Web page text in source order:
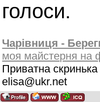
голоси.
Чарівниця -
моя майстерня на
Приватна
elisa@ukr.net